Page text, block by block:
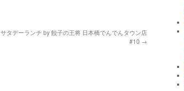
サタデーランチ by 餃子の王将 日本橋でんでんタウン店
#10 →